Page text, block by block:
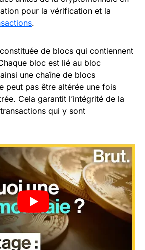
pour la vérification et la
.
de blocs qui contiennent
bloc est lié au bloc
une chaîne de blocs
peut pas être altérée une fois
Cela garantit l’intégrité de la
qui y sont